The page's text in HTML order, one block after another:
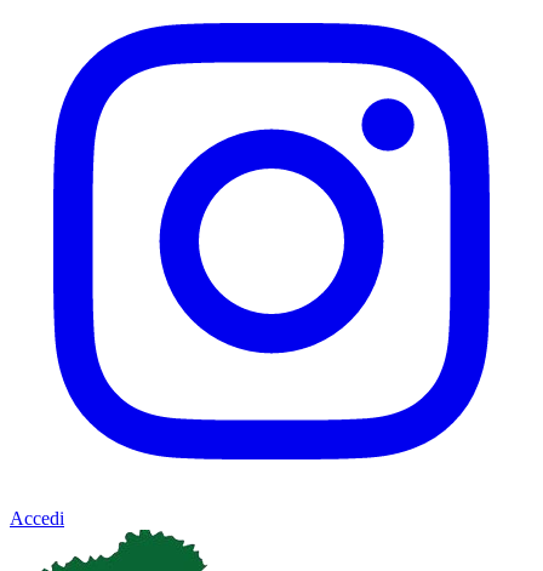
Accedi